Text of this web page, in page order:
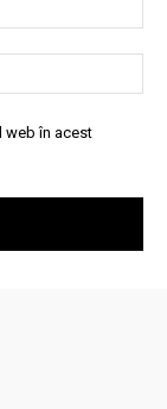
web în acest